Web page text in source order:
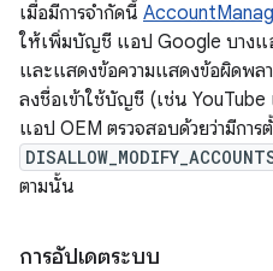
เมื่อมีการจำกัดนี้
ให้เพิ่มบัญชี แอป Google บาง
และแสดงข้อความแสดงข้อผิดพ
ลงชื่อเข้าใช้บัญชี (เช่น
แอป OEM ตรวจสอบด้วยว่ามีการ
ตามนั้น
การอัปเดตระบบ